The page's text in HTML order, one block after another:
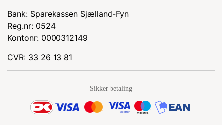
Bank: Sparekassen Sjælland-Fyn
Reg.nr: 0524
Kontonr: 0000312149
CVR: 33 26 13 81
Sikker betaling